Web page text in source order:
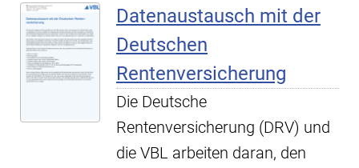
Datenaustausch mit der
Deutschen
Rentenversicherung
Die Deutsche
Rentenversicherung (DRV) und
die VBL arbeiten daran, den